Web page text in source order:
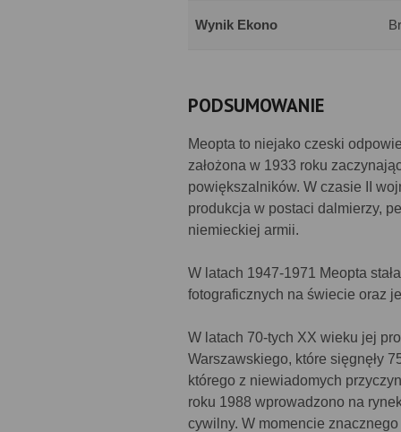
Wynik Ekono
PODSUMOWANIE
Meopta to niejako czeski
założona w 1933 roku
powiększalników. W czasie II
produkcja w postaci dalmierzy,
niemieckiej armii.
W latach 1947-1971 Meopta
fotograficznych na świecie oraz
W latach 70-tych XX wieku jej
Warszawskiego, które sięgnęły
którego z niewiadomych
roku 1988 wprowadzono na
cywilny. W momencie